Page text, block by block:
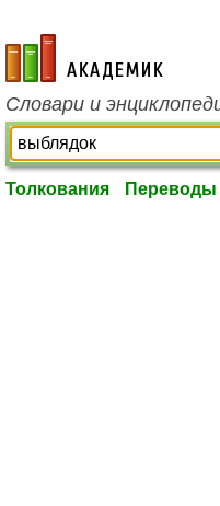
academic.ru
Словари и
Толкования Переводы